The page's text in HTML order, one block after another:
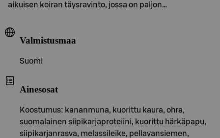
aikuisen koiran täysravinto, jossa on paljon…
Valmistusmaa
Suomi
Ainesosat
Koostumus: kananmuna, kuorittu kaura, ohra,
suomalainen siipikarjaproteiini, kuorittu härkäpapu,
siipikarjanrasva, melassileike, pellavansiemen,